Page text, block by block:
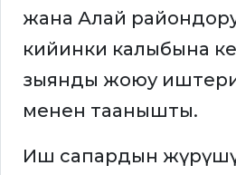
жана Алай
кийинки калыбына
зыянды жоюу
менен таанышты.
Иш сапардын